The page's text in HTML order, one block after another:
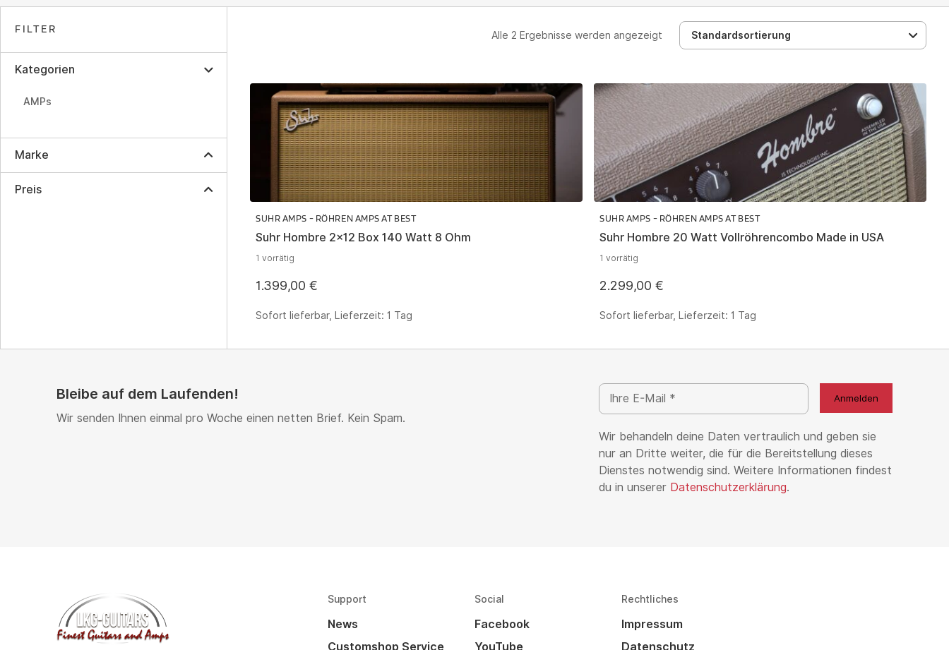
FILTER
Kategorien
AMPs
Marke
Preis
Alle 2 Ergebnisse werden angezeigt Standardsortierung
SUHR AMPS - RÖHREN AMPS AT BEST
Suhr Hombre 2×12 Box 140 Watt 8 Ohm
1 vorrätig
1.399,00 €
Sofort lieferbar, Lieferzeit: 1 Tag
SUHR AMPS - RÖHREN AMPS AT BEST
Suhr Hombre 20 Watt Vollröhrencombo Made in USA
1 vorrätig
2.299,00 €
Sofort lieferbar, Lieferzeit: 1 Tag
Bleibe auf dem Laufenden!
Wir senden Ihnen einmal pro Woche einen netten Brief. Kein Spam.
Wir behandeln deine Daten vertraulich und geben sie
nur an Dritte weiter, die für die Bereitstellung dieses
Dienstes notwendig sind. Weitere Informationen findest
du in unserer Datenschutzerklärung.
Support
News
Customshop Service
Social
Facebook
YouTube
Rechtliches
Impressum
Datenschutz